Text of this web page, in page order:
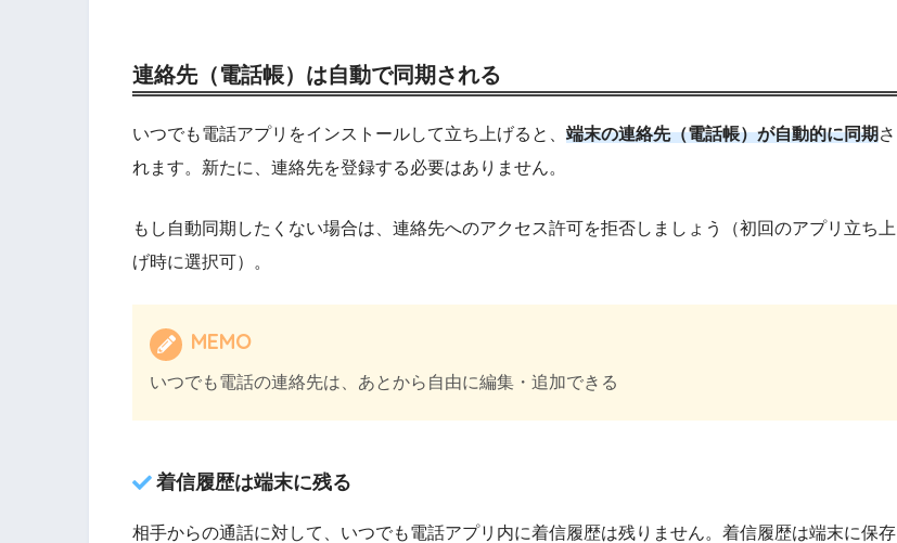
連絡先（電話帳）は自動で同期される
いつでも電話アプリをインストールして立ち上げると、 端末の連絡先（電話帳）が自動的に同期さ
れます。新たに、連絡先を登録する必要はありません。
もし自動同期したくない場合は、連絡先へのアクセス許可を拒否しましょう（初回のアプリ立ち上
げ時に選択可）。
MEMO
いつでも電話の連絡先は、あとから自由に編集・追加できる
着信履歴は端末に残る
相手からの通話に対して、いつでも電話アプリ内に着信履歴は残りません。着信履歴は端末に保存